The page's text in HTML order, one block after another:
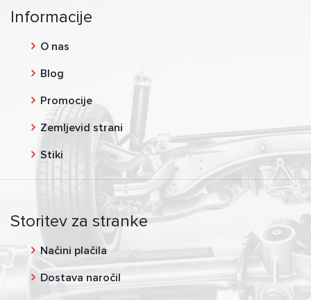
Informacije
O nas
Blog
Promocije
Zemljevid strani
Stiki
Storitev za stranke
Načini plačila
Dostava naročil